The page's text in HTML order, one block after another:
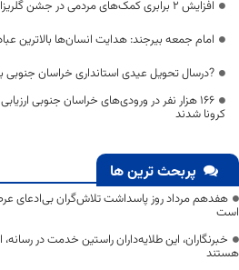
افزایش ۲ برابری کمک‌های مردمی در جشن گلریزان بیرجند
امام جمعه بیرجند: هدایت انسان‌ها بالاترین
?درسال تحویل عیدی استانداری خراسان جنوبی
۱۶۶ هزار نفر در ورودی‌های خراسان جنوبی
کرونا شدند
پربحث ترین ها
هفدهم مرداد روز پاسداشت تلاش‌گران بی‌ادعای
است
خبرنگاران، این طلایه‌داران راستین خدمت در
هستند